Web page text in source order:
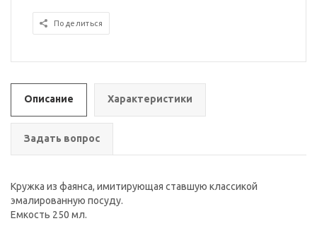
Поделиться
Описание Характеристики
Задать вопрос
Кружка из фаянса, имитирующая ставшую классикой
эмалированную посуду.
Емкость 250 мл.